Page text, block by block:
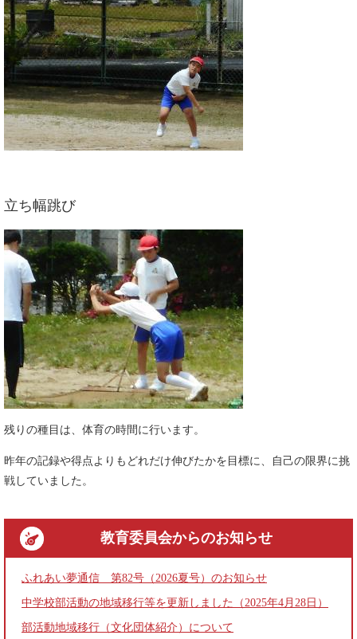
立ち幅跳び
残りの種目は、体育の時間に行います。
昨年の記録や得点よりもどれだけ伸びたかを目標に、自己の限界に挑
戦していました。
教育委員会からのお知らせ
ふれあい夢通信 第82号（2026夏号）のお知らせ
中学校部活動の地域移行等を更新しました（2025年4月28日）
部活動地域移行（文化団体紹介）について